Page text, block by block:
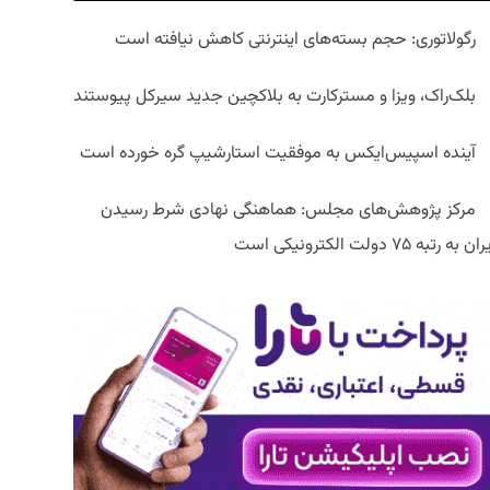
رگولاتوری: حجم بسته‌های اینترنتی کاهش نیافته است
بلک‌راک، ویزا و مسترکارت به بلاکچین جدید سیرکل پیوستند
آینده اسپیس‌ایکس به موفقیت استارشیپ گره خورده است
مرکز پژوهش‌های مجلس: هماهنگی نهادی شرط رسیدن
به رتبه ۷۵ دولت الکترونیکی است